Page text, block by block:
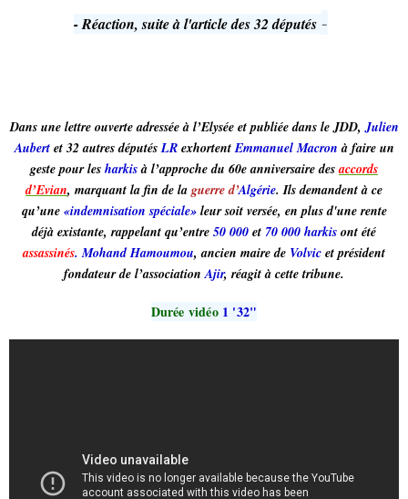
- Réaction, suite à l'article des 32 députés -
Dans une lettre ouverte adressée à l’Elysée et publiée dans le JDD, Julien
Aubert et 32 autres députésLR exhortentEmmanuel Macronà faire un
geste pour les harkisà l’approche du 60e anniversaire des accords
d’Evian, marquant la fin de laguerre d’Algérie. Ils demandent à ce
qu’une«indemnisation spéciale» leur soit versée, en plus d'une rente
déjà existante, rappelant qu’entre 50 000 et 70 000 harkis ont été
assassinés. Mohand Hamoumou, ancien maire de Volvic et président
fondateur de l’association Ajir, réagit à cette tribune.
Durée vidéo 1 '32"